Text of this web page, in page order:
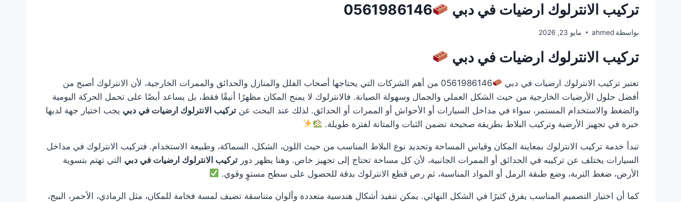
تركيب الانترلوك ارضيات في دبي 0561986146
بواسطة ahmed مايو 23, 2026
تركيب الانترلوك ارضيات في دبي
تعتبر تركيب الانترلوك ارضيات في دبي
0561986146 من أهم الشركات التي يحتاجها أصحاب الفلل والمنازل والحدائق والممرات الخارجية، لأن الانترلوك أصبح من
أفضل حلول الأرضيات الخارجية من حيث الشكل العملي والجمال وسهولة الصيانة. فالانترلوك لا يمنح المكان مظهرًا أنيقًا فقط، بل يساعد أيضًا على تحمل الحركة اليومية
والضغط والاستخدام المستمر، سواء في مداخل السيارات أو الأحواش أو الممرات أو الحدائق. لذلك عند البحث عن تركيب الانترلوك ارضيات في دبي يجب اختيار جهة لديها
خبرة في تجهيز الأرضية وتركيب البلاط بطريقة صحيحة تضمن الثبات والمتانة لفترة طويلة.
تبدأ خدمة تركيب الانترلوك بمعاينة المكان وقياس المساحة وتحديد نوع البلاط المناسب من حيث اللون، الشكل، السماكة، وطبيعة الاستخدام. فتركيب الانترلوك في مداخل
السيارات يختلف عن تركيبه في الحدائق أو الممرات الجانبية، لأن كل مساحة تحتاج إلى تجهيز خاص. وهنا يظهر دور تركيب الانترلوك ارضيات في دبي التي تهتم بتسوية
الأرض، ضغط التربة، وضع طبقة الرمل أو المواد المناسبة، ثم رص قطع الانترلوك بدقة للحصول على سطح مستوٍ وقوي.
كما أن اختيار التصميم المناسب يفرق كثيرًا في الشكل النهائي. يمكن تنفيذ أشكال هندسية متعددة وألوان متناسقة تضيف لمسة فخامة للمكان، مثل الرمادي، الأحمر، البيج،